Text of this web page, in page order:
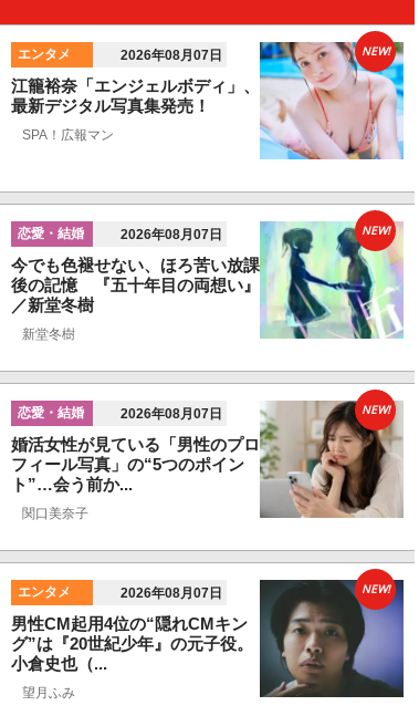
エンタメ 2026年08月07日
江籠裕奈「エンジェルボディ」、
最新デジタル写真集発売！
SPA！広報マン
NEW!
恋愛・結婚 2026年08月07日
今でも色褪せない、ほろ苦い放課
後の記憶 『五十年目の両想い』
／新堂冬樹
新堂冬樹
NEW!
恋愛・結婚 2026年08月07日
婚活女性が見ている「男性のプロ
フィール写真」の“5つのポイン
ト”…会う前か...
関口美奈子
NEW!
エンタメ 2026年08月07日
男性CM起用4位の“隠れCMキン
グ”は『20世紀少年』の元子役。
小倉史也（...
望月ふみ
NEW!